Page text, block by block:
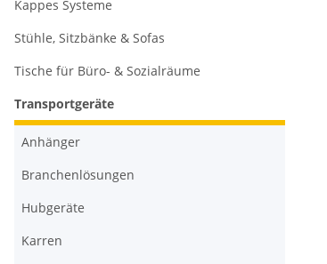
Kappes Systeme
Stühle, Sitzbänke & Sofas
Tische für Büro- & Sozialräume
Transportgeräte
Anhänger
Branchenlösungen
Hubgeräte
Karren